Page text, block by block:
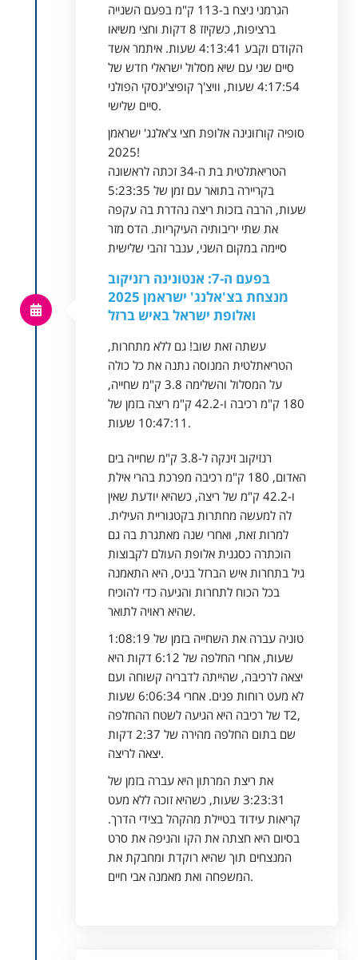
הגרמני ניצח ב-113 ק"מ בפעם השנייה
ברציפות, כשקיזז 8 דקות וחצי משיאו
הקודם וקבע 4:13:41 שעות. איתמר אשד
סיים שני עם שיא מסלול ישראלי חדש של
4:17:54 שעות, וויצ'ך קופיצ'ינסקי הפולני
סיים שלישי.
סופיה קורזונינה אלופת חצי צ'אלנג' ישראמן
2025!
הטריאתלטית בת ה-34 זכתה לראשונה
בקריירה בתואר עם זמן של 5:23:35
שעות, הרבה בזכות ריצה נהדרת בה עקפה
את שתי יריבותיה העיקריות. הדס מזר
סיימה במקום השני, ענבר זהבי שלישית
בפעם ה-7: אנטונינה רזניקוב
מנצחת בצ'אלנג' ישראמן 2025
ואלופת ישראל באיש ברזל
עשתה זאת שוב! גם ללא מתחרות,
הטריאתלטית המנוסה נתנה את כל כולה
על המסלול והשלימה 3.8 ק"מ שחייה,
180 ק"מ רכיבה ו-42.2 ק"מ ריצה בזמן של
10:47:11 שעות.
רנזיקוב זינקה ל-3.8 ק"מ שחייה בים
האדום, 180 ק"מ רכיבה מפרכת בהרי אילת
ו-42.2 ק"מ של ריצה, כשהיא יודעת שאין
לה למעשה מחתרות בקטגוריית העילית.
למרות זאת, ואחרי שנה מאתגרת בה גם
הוכתרה כסגנית אלופת העולם לקבוצות
גיל בתחרות איש הברזל בניס, היא התאמנה
בכל הכוח לתחרות והגיעה כדי להוכיח
שהיא ראויה לתואר.
טוניה עברה את השחייה בזמן של 1:08:19
שעות, אחרי החלפה של 6:12 דקות היא
יצאה לרכיבה, שהייתה לדבריה קשוחה ועם
לא מעט רוחות פנים. אחרי 6:06:34 שעות
של רכיבה היא הגיעה לשטח ההחלפה T2,
שם בתום החלפה מהירה של 2:37 דקות
יצאה לריצה.
את ריצת המרתון היא עברה בזמן של
3:23:31 שעות, כשהיא זוכה ללא מעט
קריאות עידוד בטיילת מהקהל בצידי הדרך.
בסיום היא חצתה את הקו והניפה את סרט
המנצחים תוך שהיא רוקדת ומחבקת את
המשפחה ואת מאמנה אבי חיים.